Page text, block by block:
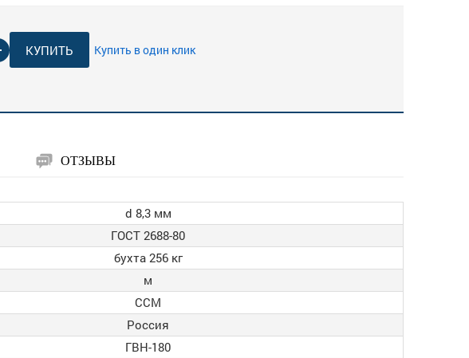
КУПИТЬ Купить в один клик
ОТЗЫВЫ
d 8,3 мм
ГОСТ 2688-80
бухта 256 кг
м
ССМ
Россия
ГВН-180